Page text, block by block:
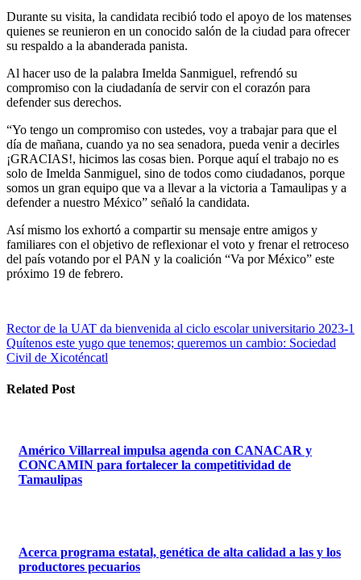
Durante su visita, la candidata recibió todo el apoyo de los matenses
quienes se reunieron en un conocido salón de la ciudad para ofrecer
su respaldo a la abanderada panista.
Al hacer uso de la palabra Imelda Sanmiguel, refrendó su
compromiso con la ciudadanía de servir con el corazón para
defender sus derechos.
“Yo tengo un compromiso con ustedes, voy a trabajar para que el
día de mañana, cuando ya no sea senadora, pueda venir a decirles
¡GRACIAS!, hicimos las cosas bien. Porque aquí el trabajo no es
solo de Imelda Sanmiguel, sino de todos como ciudadanos, porque
somos un gran equipo que va a llevar a la victoria a Tamaulipas y a
defender a nuestro México” señaló la candidata.
Así mismo los exhortó a compartir su mensaje entre amigos y
familiares con el objetivo de reflexionar el voto y frenar el retroceso
del país votando por el PAN y la coalición “Va por México” este
próximo 19 de febrero.
Navegación
de
Rector de la UAT da bienvenida al ciclo escolar universitario 2023-1
Quítenos este yugo que tenemos; queremos un cambio: Sociedad
Civil de Xicoténcatl
Related Post
Américo Villarreal impulsa agenda con CANACAR y
CONCAMIN para fortalecer la competitividad de
Tamaulipas
Acerca programa estatal, genética de alta calidad a las y los
productores pecuarios